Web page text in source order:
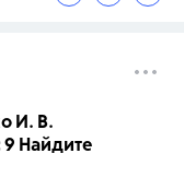
И. В.
Найдите